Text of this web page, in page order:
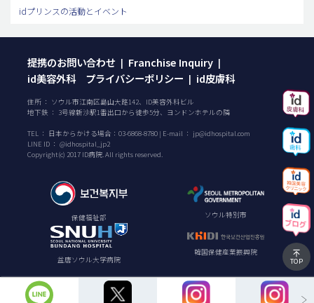
idプリンスの活動とイベント
提携のお問い合わせ | Franchise Inquiry |
id美容外科 プライバシーポリシー | id皮膚科
住所 ： ソウル市江南区島山大路142、ID美容外科ビル
地下鉄 ： 3号線新沙駅1番出口から徒歩5分、ヨンドンホテルの隣
TEL ： 日本からかける場合： 03-6868-8780 | E-mail ： jp@idhospital.com
LINE ID ： @idhospital_jp2
Copyright(c) 2017 ID病院. All rights reserved.
保健福祉部 ソウル特別市
盆唐ソウル大学病院
韓国保健産業振興院
TOP